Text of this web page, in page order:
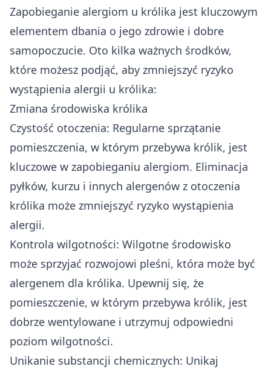
Zapobieganie alergiom u królika jest kluczowym
elementem dbania o jego zdrowie i dobre
samopoczucie. Oto kilka ważnych środków,
które możesz podjąć, aby zmniejszyć ryzyko
wystąpienia alergii u królika:
Zmiana środowiska królika
Czystość otoczenia: Regularne sprzątanie
pomieszczenia, w którym przebywa królik, jest
kluczowe w zapobieganiu alergiom. Eliminacja
pyłków, kurzu i innych alergenów z otoczenia
królika może zmniejszyć ryzyko wystąpienia
alergii.
Kontrola wilgotności: Wilgotne środowisko
może sprzyjać rozwojowi pleśni, która może być
alergenem dla królika. Upewnij się, że
pomieszczenie, w którym przebywa królik, jest
dobrze wentylowane i utrzymuj odpowiedni
poziom wilgotności.
Unikanie substancji chemicznych: Unikaj